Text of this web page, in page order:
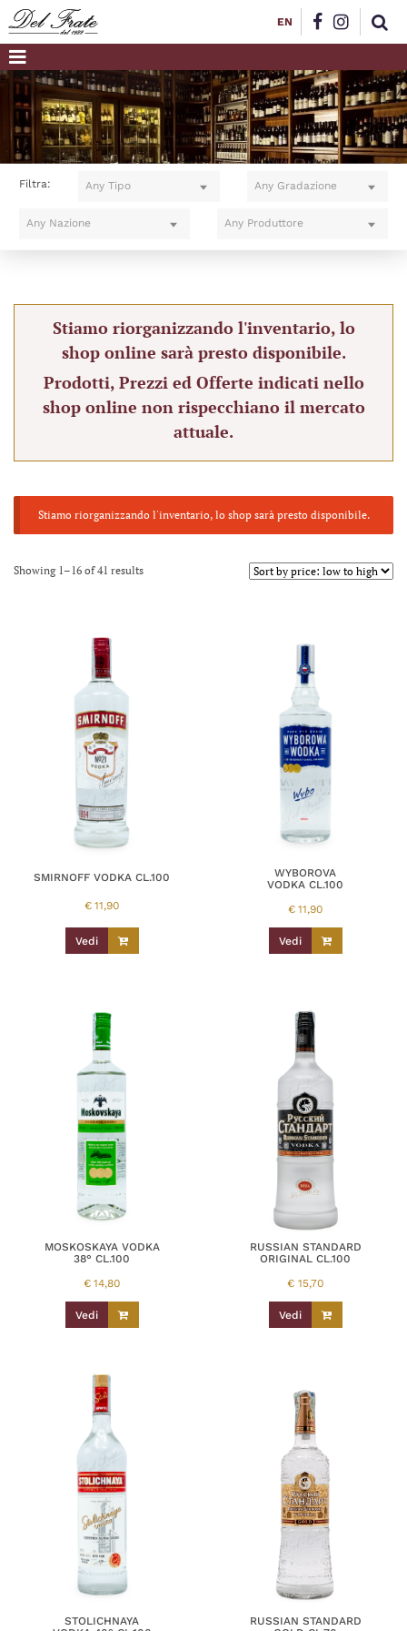
EN
Filtra: Any Tipo Any Gradazione
Any Nazione Any Produttore
Stiamo riorganizzando l'inventario, lo
shop online sarà presto disponibile.
Prodotti, Prezzi ed Offerte indicati nello
shop online non rispecchiano il mercato
attuale.
Stiamo riorganizzando l'inventario, lo shop sarà presto disponibile.
Showing 1–16 of 41 results
SMIRNOFF VODKA CL.100
€ 11,90
Vedi
WYBOROVA
VODKA CL.100
€ 11,90
Vedi
MOSKOSKAYA VODKA
38° CL.100
€ 14,80
Vedi
RUSSIAN STANDARD
ORIGINAL CL.100
€ 15,70
Vedi
STOLICHNAYA
RUSSIAN STANDARD